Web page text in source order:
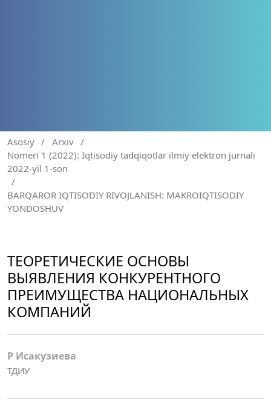
Asosiy / Arxiv /
Nomeri 1 (2022): Iqtisodiy tadqiqotlar ilmiy elektron jurnali
2022-yil 1-son
/
BARQAROR IQTISODIY RIVOJLANISH: MAKROIQTISODIY
YONDOSHUV
ТЕОРЕТИЧЕСКИЕ ОСНОВЫ
ВЫЯВЛЕНИЯ КОНКУРЕНТНОГО
ПРЕИМУЩЕСТВА НАЦИОНАЛЬНЫХ
КОМПАНИЙ
Р Исакузиева
ТДИУ